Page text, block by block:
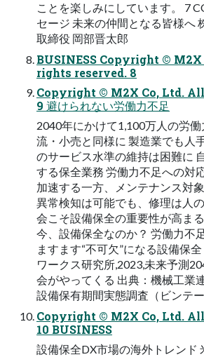
ことを楽しみにしています。 7
セージ 未来の仲間となる皆様へ
取締役 岡部晋太郎
BUSINESS Copyright ©
rights reserved. 8
Copyright © M2X Co, Ltd.
9 避けられない労働力不足
2040年にかけて1,100万人の労
流・小売と同様に 製造業でも人
のサービス水準の維持は困難に
する保全業務 労働力不足への対
加速する一方、メンテナンス対
異常検知は可能でも、修理は人
会こそ設備保全の重要性が高ま
今、設備保全なのか？ 労働力不
ますます“不可欠”になる設備保
ワークス研究所,2023,未来予測
会がやってくる 出典：機械工業
設備保有期間実態調査（ビンテー
Copyright © M2X Co, Ltd.
10 BUSINESS
設備保全DX市場の海外トレンド